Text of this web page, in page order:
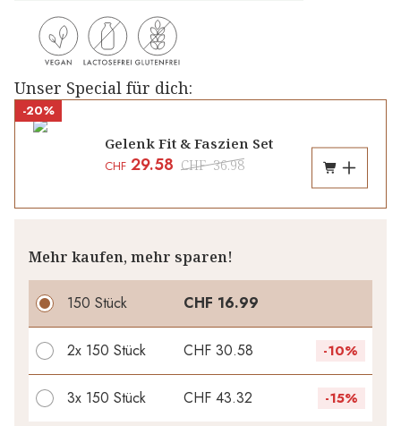
Unser Special für dich:
-20%
Gelenk Fit & Faszien Set
CHF 29.58 CHF 36.98
Mehr kaufen, mehr sparen!
150 Stück CHF 16.99
2x 150 Stück CHF 30.58 -10%
3x 150 Stück CHF 43.32 -15%